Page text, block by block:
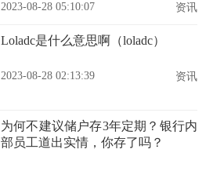
2023-08-28 05:10:07 资讯
Loladc是什么意思啊（loladc）
2023-08-28 02:13:39 资讯
为何不建议储户存3年定期？银行内
部员工道出实情，你存了吗？